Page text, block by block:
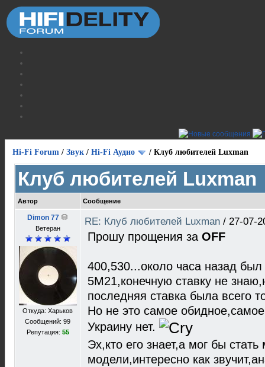
Hi-Fi Forum / Звук / Hi-Fi Аудио / Клуб любителей Luxman
Клуб любителей Luxman
Автор Сообщение
Dimon 77
Ветеран
Откуда: Харьков
Сообщений: 99
Репутация: 55
RE: Клуб любителей Luxman / 27-07-
Прошу прощения за OFF
400,530...около часа назад
5М21,конечную ставку не
последняя ставка была всего
Но не это самое
Украину нет.
Эх,кто его знает,а мог бы
модели,интересно как